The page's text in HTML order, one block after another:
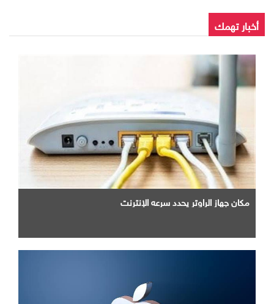
أخبار تهمك
مكان جهاز الراوتر يحدد سرعه الإنترنت